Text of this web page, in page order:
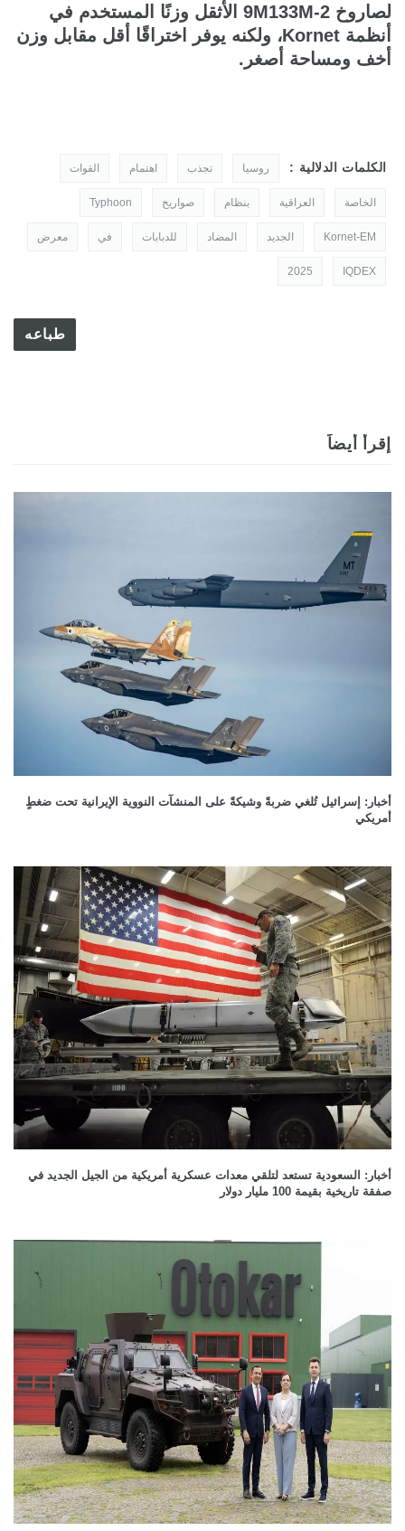
لصاروخ 9M133M-2 الأثقل وزنًا المستخدم في
أنظمة Kornet، ولكنه يوفر اختراقًا أقل مقابل وزن
أخف ومساحة أصغر.
الكلمات الدلالية : روسيا تجذب اهتمام القوات
الخاصة العراقية بنظام صواريخ Typhoon
Kornet-EM الجديد المضاد للدبابات في معرض
IQDEX
2025
طباعه
إقرأ أيضاً
أخبار: إسرائيل تُلغي ضربةً وشيكةً على المنشآت النووية الإيرانية تحت ضغطٍ
أمريكي
أخبار: السعودية تستعد لتلقي معدات عسكرية أمريكية من الجيل الجديد في
صفقة تاريخية بقيمة 100 مليار دولار